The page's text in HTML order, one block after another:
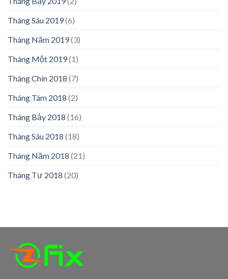
Tháng Sáu 2019(6)
Tháng Năm 2019(3)
Tháng Một 2019(1)
Tháng Chín 2018 (7)
Tháng Tám 2018 (2)
Tháng Bảy 2018 (16)
Tháng Sáu 2018 (18)
Tháng Năm 2018 (21)
Tháng Tư 2018 (20)